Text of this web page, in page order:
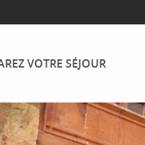
VOTRE SÉJOUR